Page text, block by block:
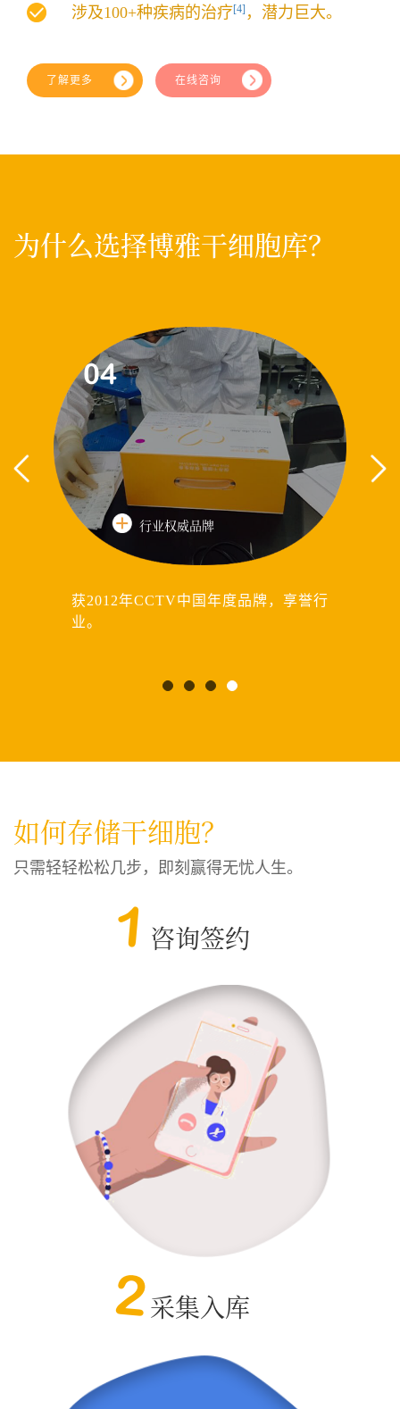
涉及100+种疾病的治疗[4] ，潜力巨大。
了解更多 在线咨询
为什么选择博雅干细胞库？
行业权威品牌
获2012年CCTV中国年度品牌，享誉行
如何存储干细胞？
只需轻轻松松几步，即刻 赢得无忧人生。
1 咨询签约
2采集入库